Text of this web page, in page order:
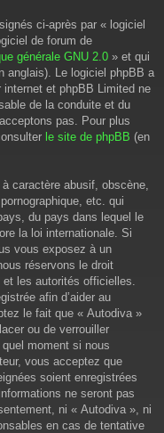
ci-après par « logiciel
de forum de
générale GNU 2.0 » et qui
anglais). Le logiciel phpBB a
et phpBB Limited ne
de la conduite et du
pas. Pour plus
le site de phpBB (en
caractère abusif, obscène,
etc. qui
du pays dans lequel le
la loi internationale. Si
vous exposez à un
réservons le droit
les autorités officielles.
afin d’aider au
le fait que « Autodiva »
ou de verrouiller
quel moment si nous
vous acceptez que
soient enregistrées
ne seront pas
ni « Autodiva », ni
en cas de tentative